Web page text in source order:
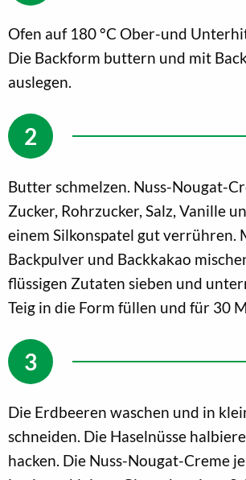
Ofen auf 180 °C Ober-und
Die Backform buttern und mit
auslegen.
Butter schmelzen. Nuss-Nougat-
Zucker, Rohrzucker, Salz, Vanille
einem Silkonspatel gut verrühren.
Backpulver und Backkakao
flüssigen Zutaten sieben und
Teig in die Form füllen und für 30
Die Erdbeeren waschen und in
schneiden. Die Haselnüsse
hacken. Die Nuss-Nougat-Creme